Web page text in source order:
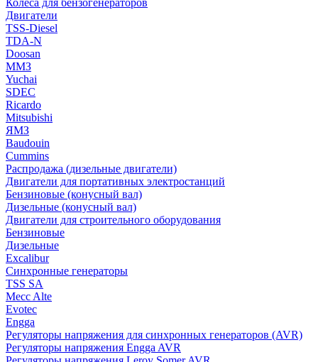
Колёса для бензогенераторов
Двигатели
TSS-Diesel
TDA-N
Doosan
ММЗ
Yuchai
SDEC
Ricardo
Mitsubishi
ЯМЗ
Baudouin
Cummins
Распродажа (дизельные двигатели)
Двигатели для портативных электростанций
Бензиновые (конусный вал)
Дизельные (конусный вал)
Двигатели для строительного оборудования
Бензиновые
Дизельные
Excalibur
Синхронные генераторы
TSS SA
Mecc Alte
Evotec
Engga
Регуляторы напряжения для синхронных генераторов (AVR)
Регуляторы напряжения Engga AVR